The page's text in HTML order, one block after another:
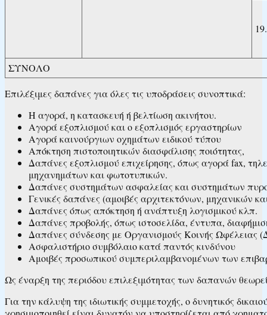
ΣΥΝΟΛΟ
Επιλέξιμες δαπάνες για όλες τις υποδράσεις συνοπτικά:
Η αγορά, η κατασκευή ή βελτίωση ακινήτου.
Αγορά εξοπλισμού και ο εξοπλισμός εργαστηρίων
Αγορά καινούργιων οχημάτων ειδικού τύπου
Απόκτηση πιστοποιητικών διασφάλισης ποιότητας,
Δαπάνες εξοπλισμού επιχείρησης, όπως αγορά fax,
μηχανημάτων και φωτοτυπικών.
Δαπάνες συστημάτων ασφαλείας και συστημάτων
Γενικές δαπάνες (αμοιβές αρχιτεκτόνων, μηχανικών
Δαπάνες όπως απόκτηση ή ανάπτυξη λογισμικού κλπ.
Δαπάνες προβολής, όπως ιστοσελίδα, έντυπα,
Δαπάνες σύνδεσης με Οργανισμούς Κοινής Ωφέλειας
Ασφαλιστήριο συμβόλαιο κατά παντός κινδύνου
Αμοιβές προσωπικού συμπεριλαμβανομένων των
Ως έναρξη της περιόδου επιλεξιμότητας των δαπανών
Για την κάλυψη της ιδιωτικής συμμετοχής, ο δυνητικός